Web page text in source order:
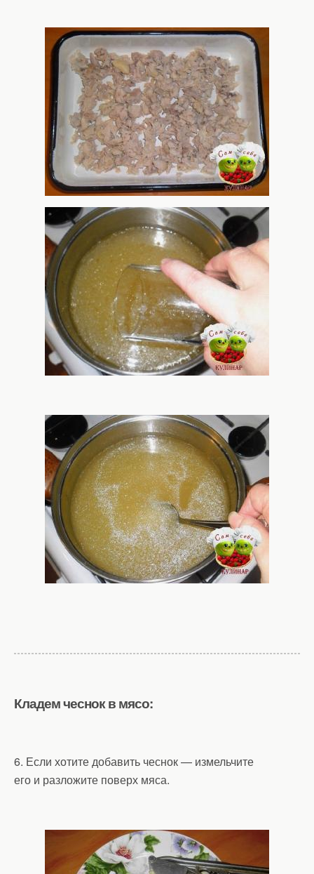
Кладем чеснок в мясо:
6. Если хотите добавить чеснок — измельчите
его и разложите поверх мяса.